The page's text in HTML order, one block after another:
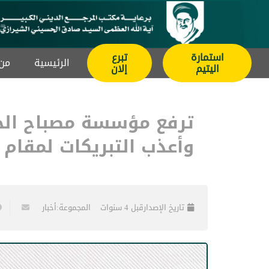
استمارة
اليتيم
تبرع
إلان الرئيسیة
ترفع مؤسسة مصباح
وأعذب التبريكات
تاريخ الإصدارقبل 4 سنوات المجموعة:أخبار